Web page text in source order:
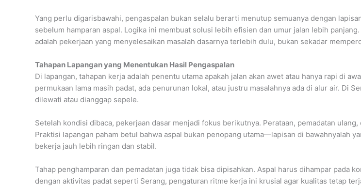
Yang perlu digarisbawahi, pengaspalan bukan selalu berarti menutup semuanya dengan
sebelum hamparan aspal. Logika ini membuat solusi lebih efisien dan umur jalan lebih
adalah pekerjaan yang menyelesaikan masalah dasarnya terlebih dulu, bukan sekadar
Tahapan Lapangan yang Menentukan Hasil Pengaspalan
Di lapangan, tahapan kerja adalah penentu utama apakah jalan akan awet atau hanya rapi di
permukaan lama masih padat, ada penurunan lokal, atau justru masalahnya ada di alur air. Di
dilewati atau dianggap sepele.
Setelah kondisi dibaca, pekerjaan dasar menjadi fokus berikutnya. Perataan, pemadatan
Praktisi lapangan paham betul bahwa aspal bukan penopang utama—lapisan di bawahnyalah
bekerja jauh lebih ringan dan stabil.
Tahap penghamparan dan pemadatan juga tidak bisa dipisahkan. Aspal harus dihampar pada
dengan aktivitas padat seperti Serang, pengaturan ritme kerja ini krusial agar kualitas tetap